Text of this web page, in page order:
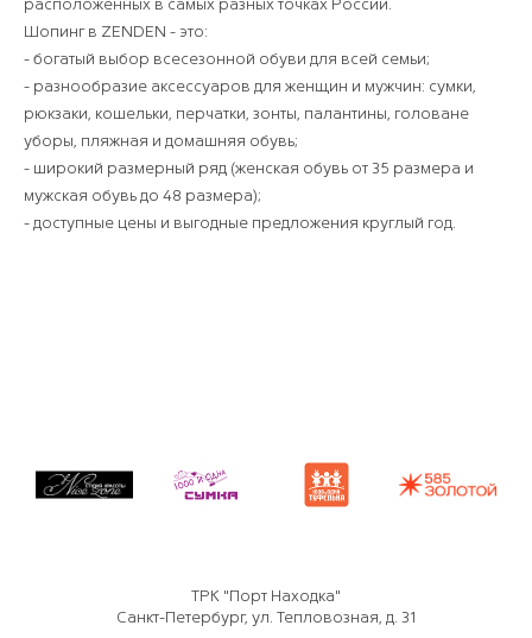
расположенных в самых разных точках России.
Шопинг в ZENDEN - это:
- богатый выбор всесезонной обуви для всей семьи;
- разнообразие аксессуаров для женщин и мужчин: сумки,
рюкзаки, кошельки, перчатки, зонты, палантины, головане
уборы, пляжная и домашняя обувь;
- широкий размерный ряд (женская обувь от 35 размера и
мужская обувь до 48 размера);
- доступные цены и выгодные предложения круглый год.
ТРК "Порт Находка"
Санкт-Петербург, ул. Тепловозная, д. 31